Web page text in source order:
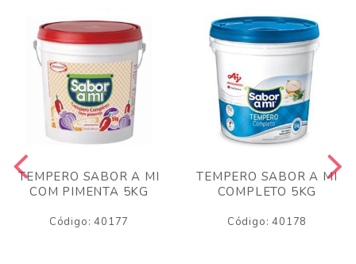
TEMPERO SABOR A MI
COM PIMENTA 5KG
Código: 40177
TEMPERO SABOR A MI
COMPLETO 5KG
Código: 40178